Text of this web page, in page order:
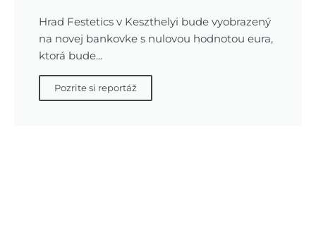
Hrad Festetics v Keszthelyi bude vyobrazený
na novej bankovke s nulovou hodnotou eura,
ktorá bude...
Pozrite si reportáž